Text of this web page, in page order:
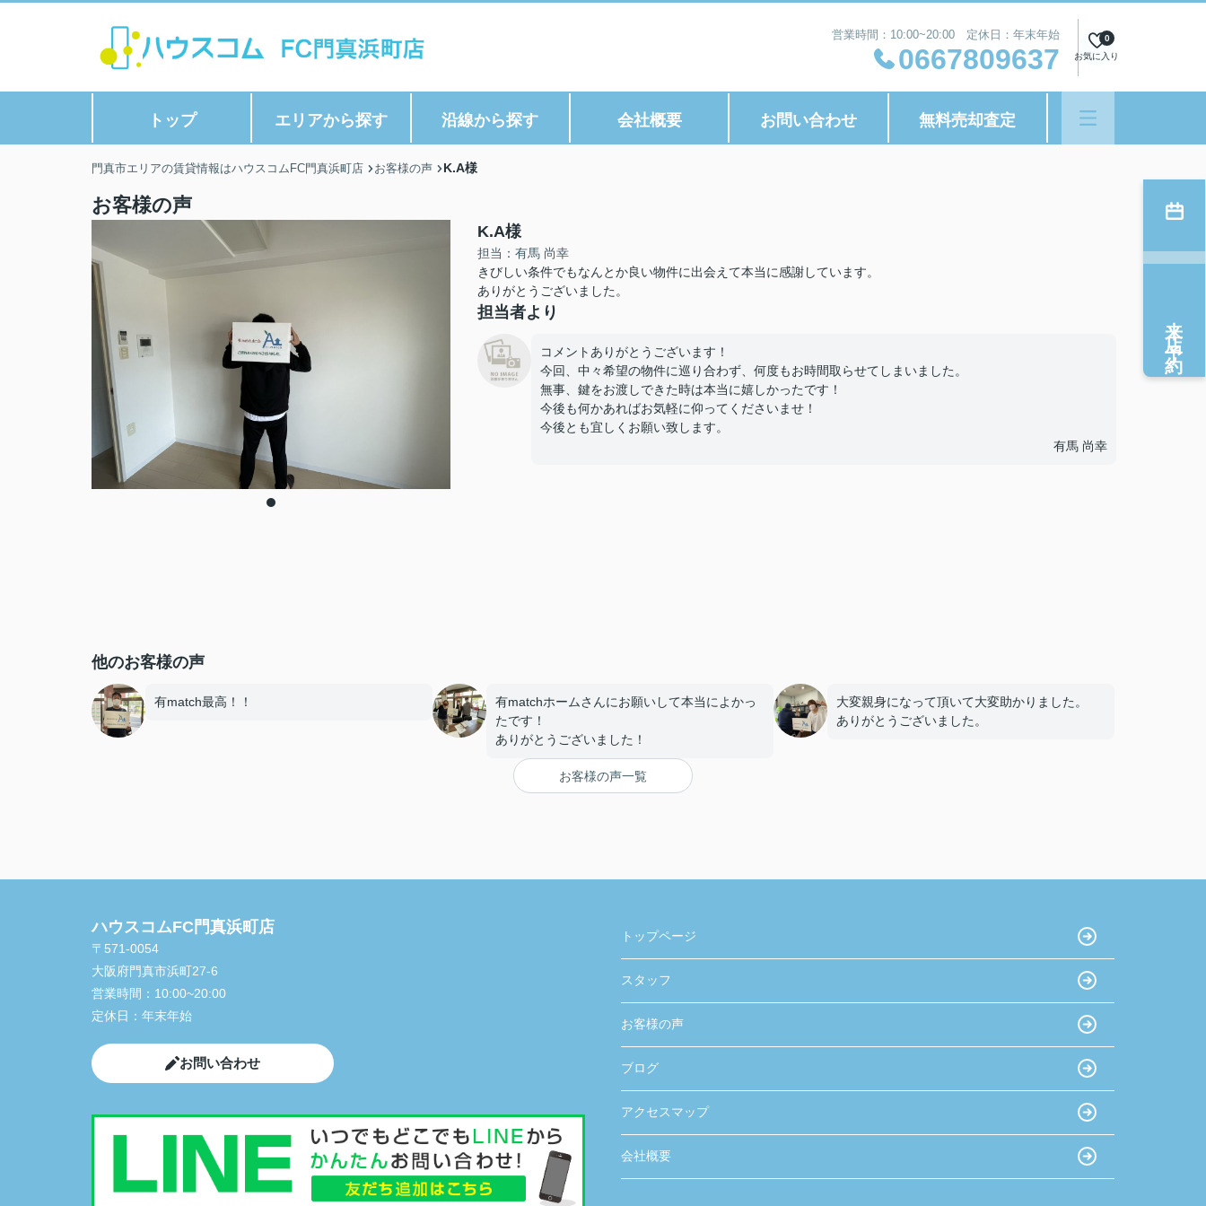
営業時間：10:00~20:00 定休日：年末年始
0667809637 お気に入り
0
トップ エリアから探す 沿線から探す 会社概要 お問い合わせ 無料売却査定
門真市エリアの賃貸情報はハウスコムFC門真浜町店 お客様の声 K.A様
お客様の声
K.A様
担当：有馬 尚幸
きびしい条件でもなんとか良い物件に出会えて本当に感謝しています。
ありがとうございました。
担当者より
コメントありがとうございます！
今回、中々希望の物件に巡り合わず、何度もお時間取らせてしまいました。
無事、鍵をお渡しできた時は本当に嬉しかったです！
今後も何かあればお気軽に仰ってくださいませ！
今後とも宜しくお願い致します。
有馬 尚幸
他のお客様の声
有match最高！！
有matchホームさんにお願いして本当によかっ
たです！
ありがとうございました！
大変親身になって頂いて大変助かりました。
ありがとうございました。
お客様の声一覧
来店予約
ハウスコムFC門真浜町店
〒571-0054
大阪府門真市浜町27-6
営業時間： 10:00~20:00
定休日： 年末年始
お問い合わせ
トップページ
スタッフ
お客様の声
ブログ
アクセスマップ
会社概要